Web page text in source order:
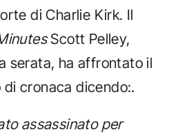
di Charlie Kirk. Il
Scott Pelley,
serata, ha affrontato il
cronaca dicendo:.
assassinato per